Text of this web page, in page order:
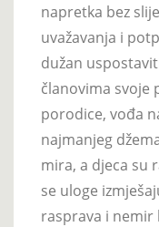
napretka bez
uvažavanja i
dužan
članovima svoje
porodice, vođa
najmanjeg
mira, a djeca su
se uloge
rasprava i nemir